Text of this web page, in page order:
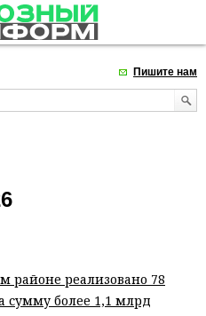
Пишите нам
районе реализовано 78
сумму более 1,1 млрд